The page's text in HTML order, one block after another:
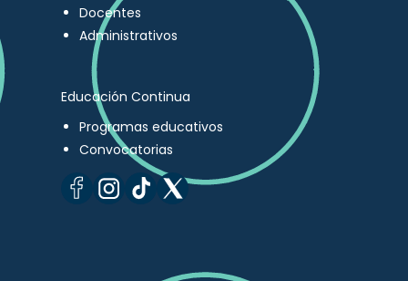
Docentes
Administrativos
Educación Continua
Programas educativos
Convocatorias